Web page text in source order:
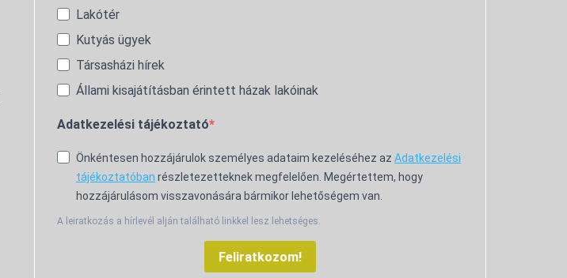
Lakótér
Kutyás ügyek
Társasházi hírek
Állami kisajátításban érintett házak lakóinak
Adatkezelési tájékoztató
Önkéntesen hozzájárulok személyes adataim kezeléséhez az Adatkezelési
tájékoztatóban részletezetteknek megfelelően. Megértettem, hogy
hozzájárulásom visszavonására bármikor lehetőségem van.
A leiratkozás a hírlevél alján található linkkel lesz lehetséges.
Feliratkozom!